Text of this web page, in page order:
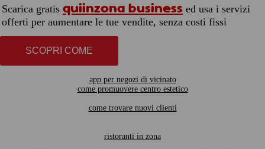
Scarica gratis quiinzona business ed usa i servizi
offerti per aumentare le tue vendite, senza costi fissi
SCOPRI COME
app per negozi di vicinato
come promuovere centro estetico
come trovare nuovi clienti
ristoranti in zona